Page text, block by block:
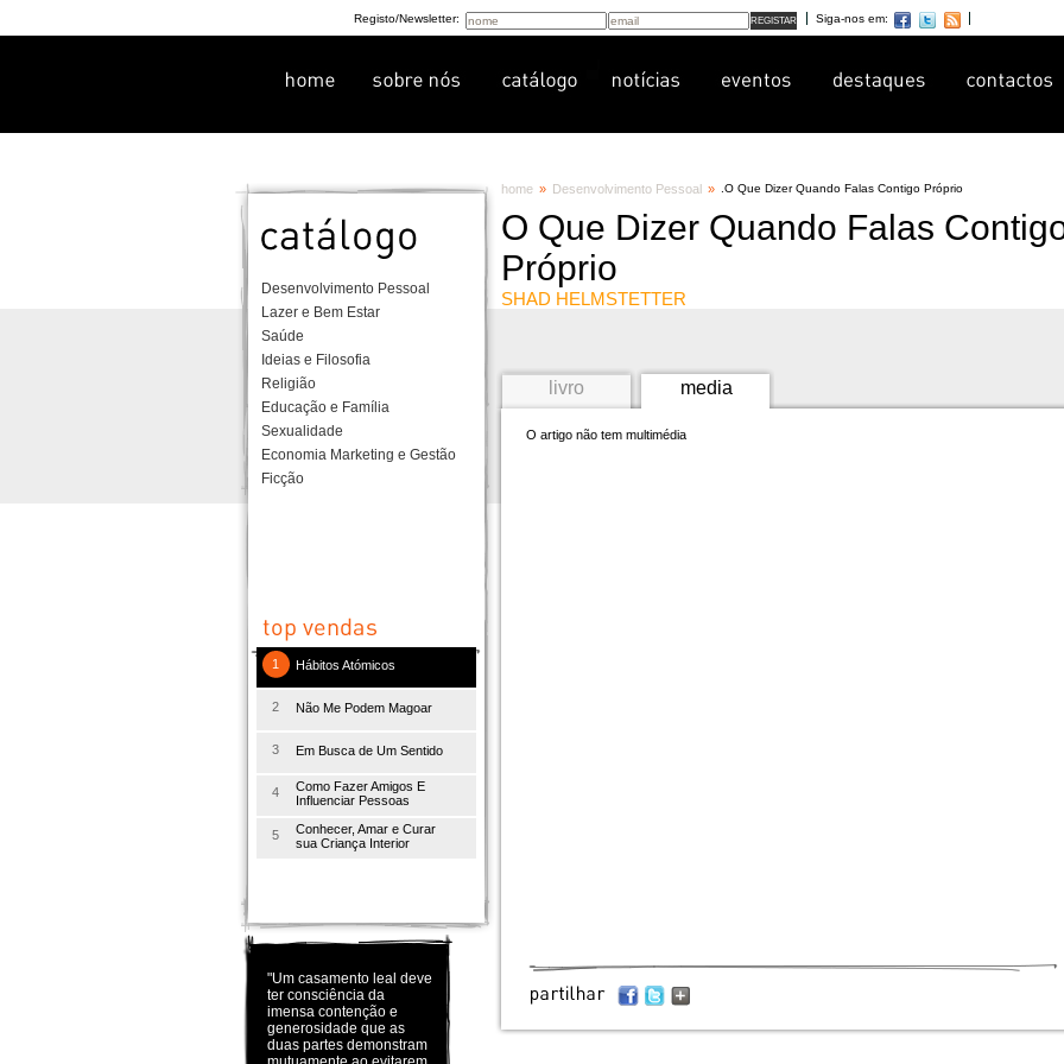
Registo/Newsletter: Siga-nos em:
Desenvolvimento Pessoal
Lazer e Bem Estar
Saúde
Ideias e Filosofia
Religião
Educação e Família
Sexualidade
Economia Marketing e Gestão
Ficção
1 Hábitos Atómicos
2 Não Me Podem Magoar
3 Em Busca de Um Sentido
4
Como Fazer Amigos E
Influenciar Pessoas
5
Conhecer, Amar e Curar
sua Criança Interior
"Um casamento leal deve
ter consciência da
imensa contenção e
generosidade que as
duas partes demonstram
home » Desenvolvimento Pessoal » O Que Dizer Quando Falas Contigo Próprio
O Que Dizer Quando Falas
Próprio
SHAD HELMSTETTER
livro media
O artigo não tem multimédia